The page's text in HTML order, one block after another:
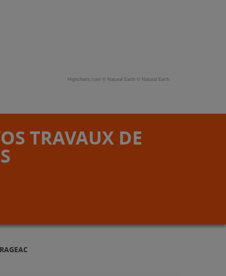
Highcharts.com © Natural Earth © Natural Earth
TRAVAUX DE